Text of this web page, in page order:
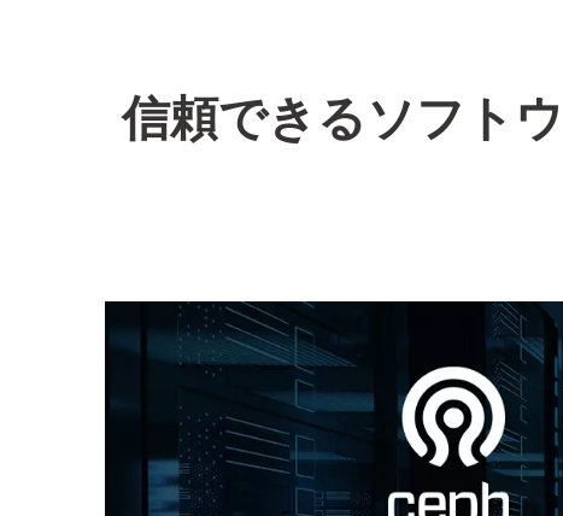
信頼できるソフト